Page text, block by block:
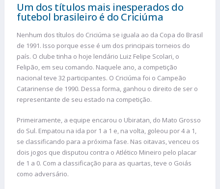
Um dos títulos mais inesperados do
futebol brasileiro é do Criciúma
Nenhum dos títulos do Criciúma se iguala ao da Copa do Brasil
de 1991. Isso porque esse é um dos principais torneios do
país. O clube tinha o hoje lendário Luiz Felipe Scolari, o
Felipão, em seu comando. Naquele ano, a competição
nacional teve 32 participantes. O Criciúma foi o Campeão
Catarinense de 1990. Dessa forma, ganhou o direito de ser o
representante de seu estado na competição.
Primeiramente, a equipe encarou o Ubiratan, do Mato Grosso
do Sul. Empatou na ida por 1 a 1 e, na volta, goleou por 4 a 1,
se classificando para a próxima fase. Nas oitavas, venceu os
dois jogos que disputou contra o Atlético Mineiro pelo placar
de 1 a 0. Com a classificação para as quartas, teve o Goiás
como adversário.